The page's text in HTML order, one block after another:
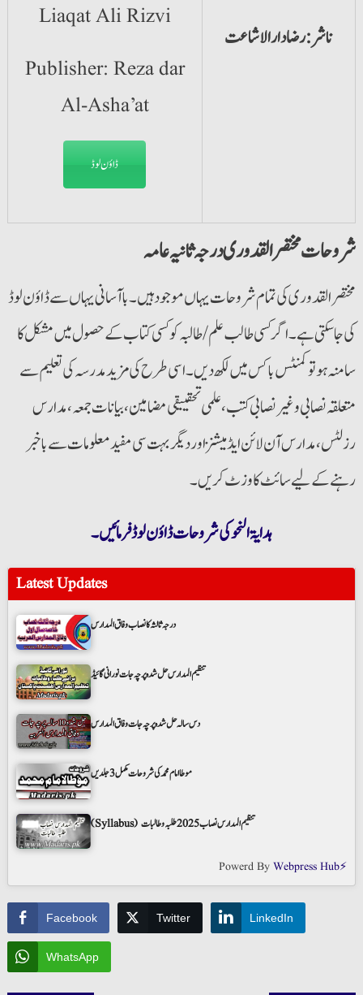
Liaqat Ali Rizvi
Publisher: Reza dar
Al-Asha’at
ڈاؤن لوڈ
ناشر:رضا دار الاشاعت
شروحات مختصر القدوری درجہ ثانیہ عامہ
مختصر القدوری کی تمام شروحات یہاں موجود ہیں۔ باآسانی یہاں سے ڈاؤن لوڈ
کی جاسکتی ہے۔اگر کسی طالب علم/طالبہ کو کسی کتاب کے حصول میں مشکل کا
سامنہ ہو تو کمنٹس باکس میں لکھ دیں۔اسی طرح کی مزید مدرسہ کی تعلیم سے
متعلقہ نصابی و غیر نصابی کتب ،علمی تحقییقی مضامین ،بیانات جمعہ، مدارس
رزلٹس، مدارس آن لائن ایڈمیشنز اور دیگر بہت سی مفید معلومات سے باخبر
رہنے کے لیے سائٹ کا وزٹ کریں۔
ہدایۃ النحو کی شروحات ڈاؤن لوڈ فرمائیں۔
Latest Updates
درجہ ثالثہ کا نصاب وفاق المدارس
تنظیم المدارس حل شدہ پرچہ جات نورانی گائیڈ
دس سالہ حل شدہ پرچہ جات وفاق المدارس
موطا امام محمد کی شروحات مکمل 3 جلدیں
(Syllabus) تنظیم المدارس نصاب 2025 طلبہ و طالبات
Powerd ByWebpress Hub⚡
Facebook Twitter LinkedIn
WhatsApp